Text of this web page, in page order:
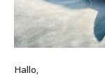
Hallo,